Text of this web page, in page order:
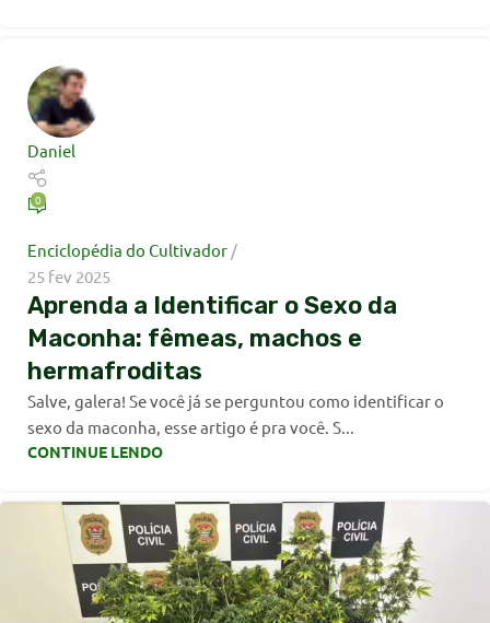
Daniel
0
Enciclopédia do Cultivador
25 fev 2025
Aprenda a Identificar o Sexo da
Maconha: fêmeas, machos e
hermafroditas
Salve, galera! Se você já se perguntou como identificar o
sexo da maconha, esse artigo é pra você. S...
CONTINUE LENDO